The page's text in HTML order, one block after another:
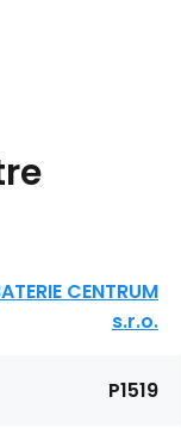
CENTRUM
s.r.o.
P1519